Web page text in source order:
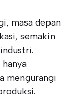
masa depan
semakin
mengurangi